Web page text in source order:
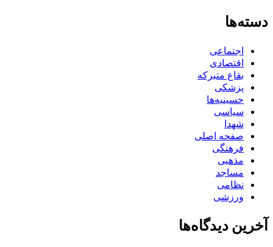
دسته‌ها
اجتماعی
اقتصادی
بقاع متبرکه
پزشکی
حسینیه‌ها
سیاسی
شهدا
صفحه اصلی
فرهنگی
مذهبی
مساجد
نظامی
ورزشی
آخرین دیدگاه‌ها